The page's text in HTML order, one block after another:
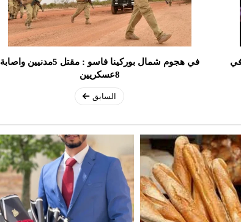
في
في هجوم شمال بوركينا فاسو : مقتل 5مدنيين واصابة
8عسكريين
السابق